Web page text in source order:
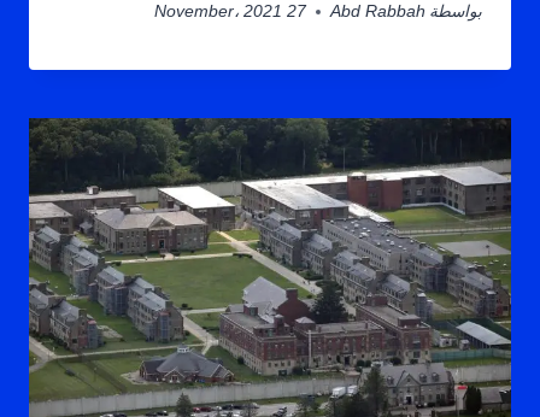
بواسطة Abd Rabbah 27 November، 2021